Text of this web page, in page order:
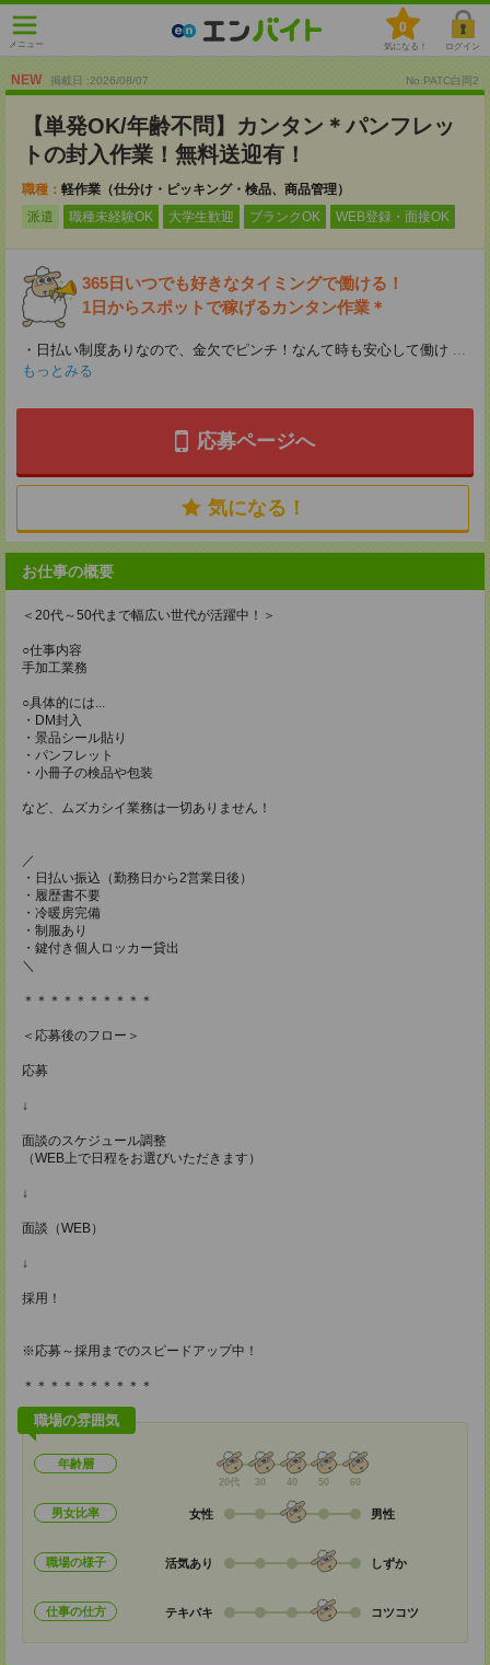
メニュー
0
気になる！ ログイン
NEW 掲載日 :2026/08/07 No.PATC白岡2
【単発OK/年齢不問】カンタン＊パンフレッ
トの封入作業！無料送迎有！
職種： 軽作業（仕分け・ピッキング・検品、商品管理）
派遣
職種未経験OK 大学生歓迎 ブランクOK WEB登録・面接OK
365日いつでも好きなタイミングで働ける！
1日からスポットで稼げるカンタン作業＊
・日払い制度ありなので、金欠でピンチ！なんて時も安心して働け ...
もっとみる
応募ページへ
気になる！
お仕事の概要
＜20代～50代まで幅広い世代が活躍中！＞
○仕事内容
手加工業務
○具体的には...
・DM封入
・景品シール貼り
・パンフレット
・小冊子の検品や包装
など、ムズカシイ業務は一切ありません！
／
・日払い振込（勤務日から2営業日後）
・履歴書不要
・冷暖房完備
・制服あり
・鍵付き個人ロッカー貸出
＼
＊＊＊＊＊＊＊＊＊＊
＜応募後のフロー＞
応募
↓
面談のスケジュール調整
（WEB上で日程をお選びいただきます）
↓
面談（WEB）
↓
採用！
※応募～採用までのスピードアップ中！
＊＊＊＊＊＊＊＊＊＊
職場の雰囲気
年齢層
20代 30 40 50 60
男女比率 女性 男性
職場の様子 活気あり しずか
仕事の仕方 テキパキ コツコツ